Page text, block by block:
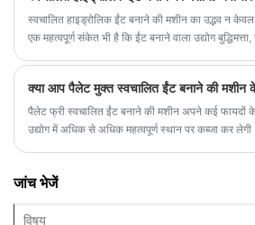
स्वचालित हाइड्रोलिक ईंट बनाने की मशीन का उद्भव न
एक महत्वपूर्ण संकेत भी है कि ईंट बनाने वाला उद्योग
क्या आप पैलेट मुक्त स्वचालित ईंट बनाने की मशीन
पैलेट फ्री स्वचालित ईंट बनाने की मशीन अपने कई फायदों
उद्योग में अधिक से अधिक महत्वपूर्ण स्थान पर कब्जा कर
जांच भेजें